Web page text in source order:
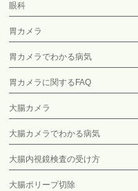
眼科
胃カメラ
胃カメラでわかる病気
胃カメラに関するFAQ
大腸カメラ
大腸カメラでわかる病気
大腸内視鏡検査の受け方
大腸ポリープ切除